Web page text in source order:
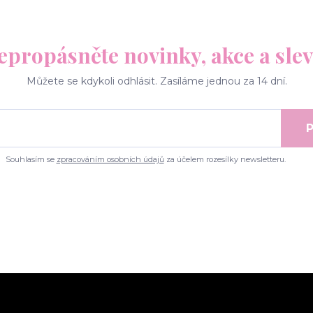
novinky, akce a
Můžete se kdykoli odhlásit. Zasíláme jednou za 14 dní.
Souhlasím se zpracováním osobních údajůza účelem rozesílky newsletteru.